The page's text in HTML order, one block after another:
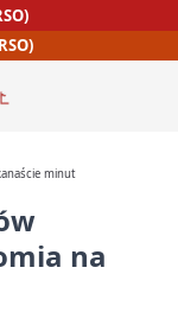
minut
na